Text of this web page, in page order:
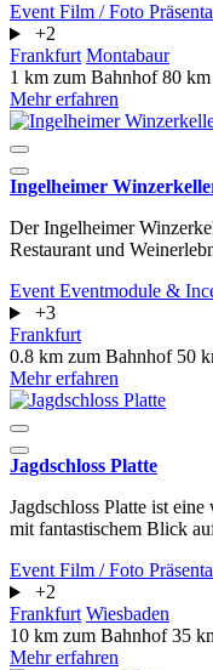
Event Film / Foto
+2
Frankfurt Montabaur
1 km zum Bahnhof80
Mehr erfahren
Ingelheimer
Der Ingelheimer
Restaurant und
Event Eventmodule &
+3
Frankfurt
0.8 km zum Bahnhof 50
Mehr erfahren
Jagdschloss Platte
Jagdschloss Platte ist
mit fantastischem Blick
Event Film / Foto
+2
Frankfurt Wiesbaden
10 km zum Bahnhof35
Mehr erfahren